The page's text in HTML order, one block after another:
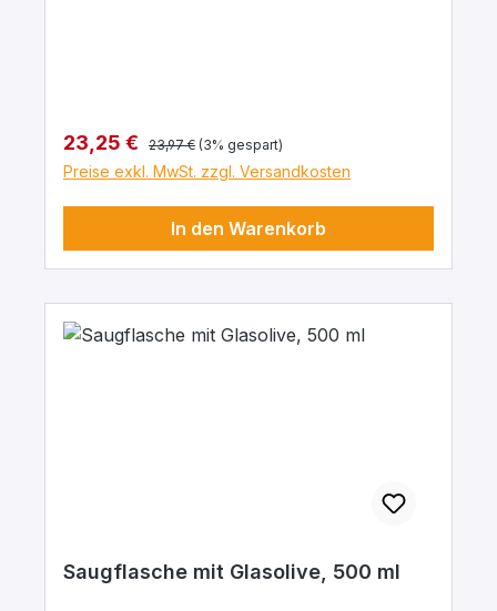
Innendurchmesser 2: 35 mm h = Höhe: 145
mm
Verkaufspreis:
23,25 € Regulärer Preis:
23,97 € (3% gespart)
Preise exkl. MwSt. zzgl. Versandkosten
In den Warenkorb
Saugflasche mit Glasolive, 500 ml